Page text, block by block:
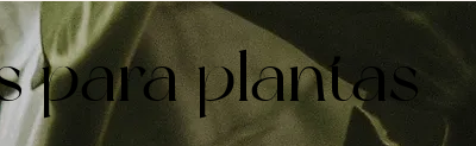
para plantas